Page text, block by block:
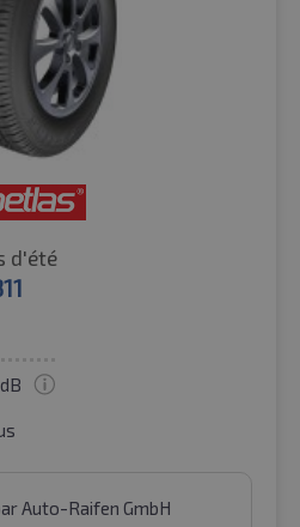
d'été
Auto-Raifen GmbH